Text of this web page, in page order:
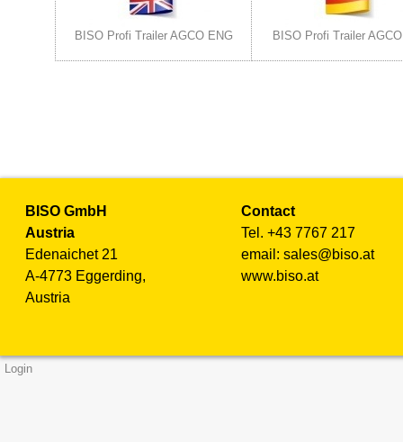
BISO Profi Trailer AGCO ENG BISO Profi Trailer
BISO GmbH
Austria
Edenaichet 21
A-4773 Eggerding,
Austria
Contact
Tel. +43 7767 217
email: sales@biso.at
www.biso.at
Login